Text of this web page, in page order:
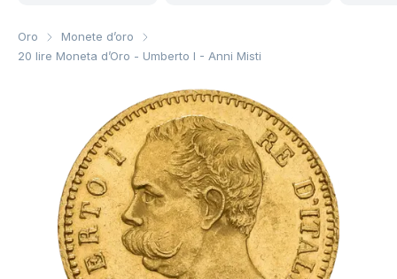
Oro
Monete d’oro
20 lire Moneta d’Oro - Umberto I - Anni Misti